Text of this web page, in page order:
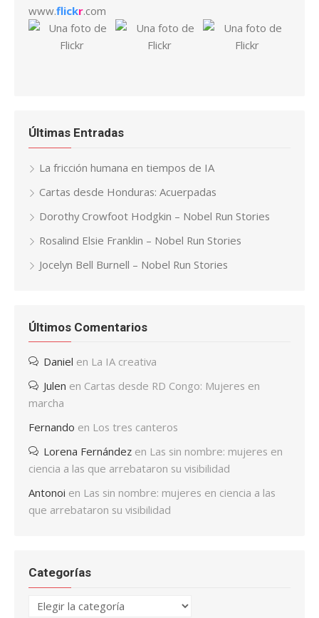
www.flickr.com
Últimas Entradas
La fricción humana en tiempos de IA
Cartas desde Honduras: Acuerpadas
Dorothy Crowfoot Hodgkin – Nobel Run Stories
Rosalind Elsie Franklin – Nobel Run Stories
Jocelyn Bell Burnell – Nobel Run Stories
Últimos Comentarios
Daniel en La IA creativa
Julen en Cartas desde RD Congo: Mujeres en
marcha
Fernando en Los tres canteros
Lorena Fernández en Las sin nombre: mujeres en
ciencia a las que arrebataron su visibilidad
Antonoi en Las sin nombre: mujeres en ciencia a las
que arrebataron su visibilidad
Categorías
Categorías